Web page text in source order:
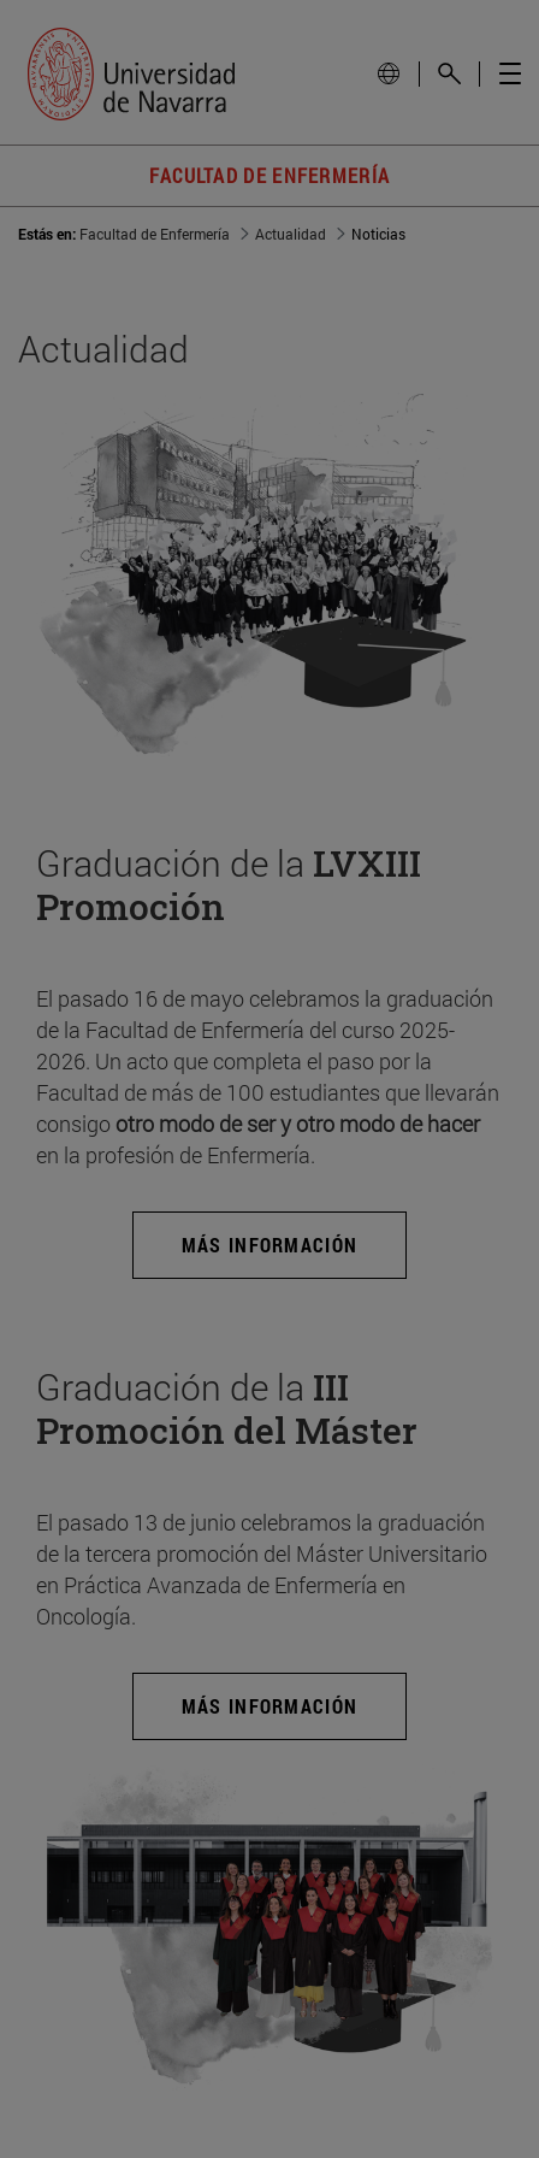
FACULTAD DE ENFERMERÍA
Estás en: Facultad de Enfermería Actualidad Noticias
Actualidad
Graduación de la LVXIII
Promoción
El pasado 16 de mayo celebramos la graduación
de la Facultad de Enfermería del curso 2025-
2026. Un acto que completa el paso por la
Facultad de más de 100 estudiantes que llevarán
consigo otro modo de ser y otro modo de hacer
en la profesión de Enfermería.
MÁS INFORMACIÓN
Graduación de la III
Promoción del Máster
El pasado 13 de junio celebramos la graduación
de la tercera promoción del Máster Universitario
en Práctica Avanzada de Enfermería en
Oncología.
MÁS INFORMACIÓN